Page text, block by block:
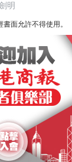
明
面允許不得使用。